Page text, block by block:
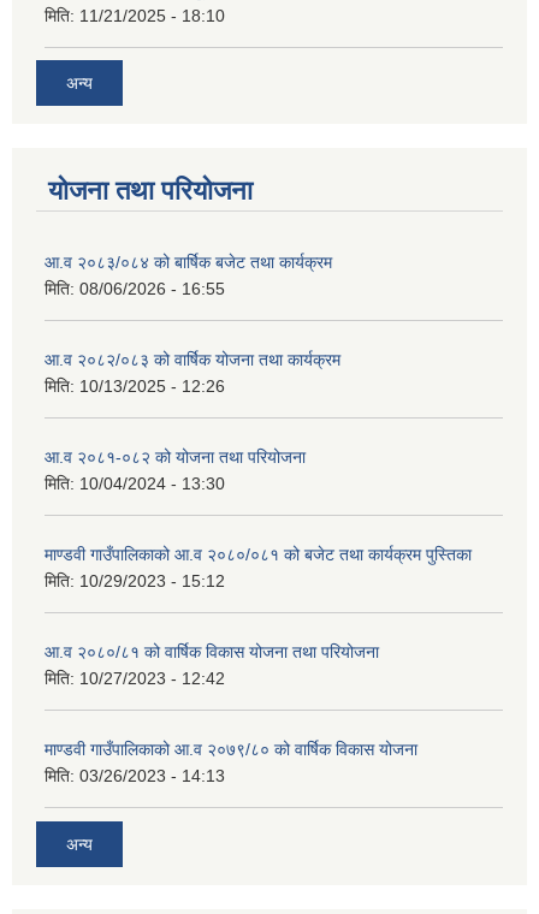
मिति: 11/21/2025 - 18:10
अन्य
योजना तथा परियोजना
आ.व २०८३/०८४ को बार्षिक बजेट तथा कार्यक्रम
मिति: 08/06/2026 - 16:55
आ.व २०८२/०८३ को वार्षिक योजना तथा कार्यक्रम
मिति: 10/13/2025 - 12:26
आ.व २०८१-०८२ को योजना तथा परियोजना
मिति: 10/04/2024 - 13:30
माण्डवी गाउँपालिकाको आ.व २०८०/०८१ को बजेट तथा कार्यक्रम पुस्तिका
मिति: 10/29/2023 - 15:12
आ.व २०८०/८१ को वार्षिक विकास योजना तथा परियोजना
मिति: 10/27/2023 - 12:42
माण्डवी गाउँपालिकाको आ.व २०७९/८० को वार्षिक विकास योजना
मिति: 03/26/2023 - 14:13
अन्य